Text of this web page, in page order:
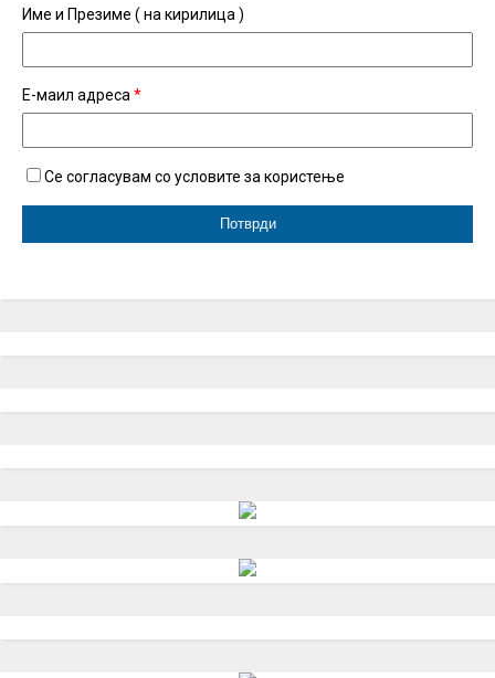
Име и Презиме ( на кирилица )
Е-маил адреса *
Се согласувам со условите за користење